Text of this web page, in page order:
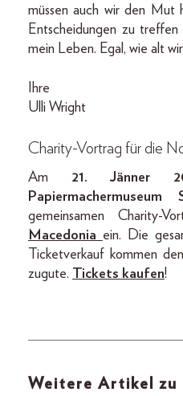
müssen auch wir den Mut
Entscheidungen zu
mein Leben. Egal, wie alt wir
Ihre
Ulli Wright
Charity-Vortrag für die
Am 21. Jänner
Papiermachermuseum
gemeinsamen Charity-
Macedonia ein. Die
Ticketverkauf kommen
zugute.
Tickets kaufen!
Weitere Artikel zu